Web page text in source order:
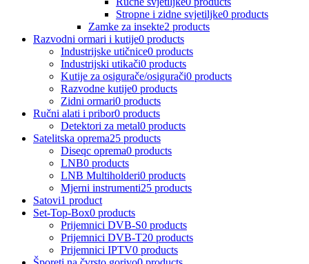
Stropne i zidne svjetiljke0 products
Zamke za insekte2 products
Razvodni ormari i kutije0 products
Industrijske utičnice0 products
Industrijski utikači0 products
Kutije za osigurače/osigurači0 products
Razvodne kutije0 products
Zidni ormari0 products
Ručni alati i pribor0 products
Detektori za metal0 products
Satelitska oprema25 products
Diseqc oprema0 products
LNB0 products
LNB Multiholderi0 products
Mjerni instrumenti25 products
Satovi1 product
Set-Top-Box0 products
Prijemnici DVB-S0 products
Prijemnici DVB-T20 products
Prijemnici IPTV0 products